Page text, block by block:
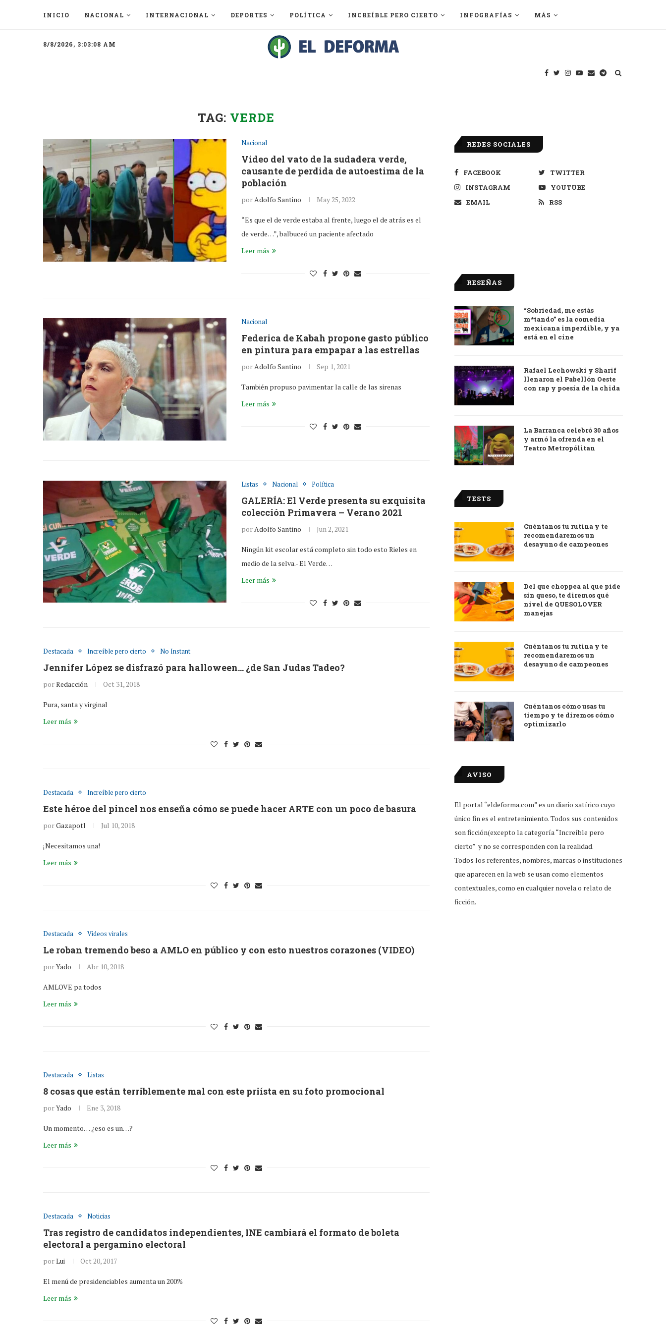
INICIO NACIONAL INTERNACIONAL DEPORTES POLÍTICA INCREÍBLE PERO CIERTO INFOGRAFÍAS MÁS
8/8/2026, 3:03:08 AM
TAG: VERDE
Nacional
Video del vato de la sudadera verde,
causante de perdida de autoestima de la
población
porAdolfo Santino May 25, 2022
“Es que el de verde estaba al frente, luego el de atrás es el
de verde…”, balbuceó un paciente afectado
Leer más
Nacional
Federica de Kabah propone gasto público
en pintura para empapar a las estrellas
porAdolfo Santino Sep 1, 2021
También propuso pavimentar la calle de las sirenas
Leer más
Listas Nacional Política
GALERÍA: El Verde presenta su exquisita
colección Primavera – Verano 2021
por Adolfo Santino Jun 2, 2021
Ningún kit escolar está completo sin todo esto Rieles en
medio de la selva.- El Verde…
Leer más
Destacada Increíble pero cierto No Instant
Jennifer López se disfrazó para halloween… ¿de San Judas Tadeo?
porRedacción Oct 31, 2018
Pura, santa y virginal
Leer más
Destacada Increíble pero cierto
Este héroe del pincel nos enseña cómo se puede hacer ARTE con un poco de basura
porGazapotl Jul 10, 2018
¡Necesitamos una!
Leer más
Destacada Videos virales
Le roban tremendo beso a AMLO en público y con esto nuestros corazones (VIDEO)
porYado Abr 10, 2018
AMLOVE pa todos
Leer más
Destacada Listas
8 cosas que están terriblemente mal con este priísta en su foto promocional
porYado Ene 3, 2018
Un momento… ¿eso es un…?
Leer más
Destacada Noticias
Tras registro de candidatos independientes, INE cambiará el formato de boleta
electoral a pergamino electoral
porLui Oct 20, 2017
El menú de presidenciables aumenta un 200%
Leer más
REDES SOCIALES
FACEBOOK
TWITTER
INSTAGRAM
YOUTUBE
EMAIL
RSS
RESEÑAS
9.0
“Sobriedad, me estás
m*tando” es la comedia
mexicana imperdible, y ya
está en el cine
Rafael Lechowski y Sharif
llenaron el Pabellón Oeste
con rap y poesía de la chida
La Barranca celebró 30 años
y armó la ofrenda en el
Teatro Metropólitan
TESTS
Cuéntanos tu rutina y te
recomendaremos un
desayuno de campeones
Del que choppea al que pide
sin queso, te diremos qué
nivel de QUESOLOVER
manejas
Cuéntanos tu rutina y te
recomendaremos un
desayuno de campeones
Cuéntanos cómo usas tu
tiempo y te diremos cómo
optimizarlo
AVISO
El portal “eldeforma.com” es un diario satírico cuyo
único fin es el entretenimiento. Todos sus contenidos
son ficción(excepto la categoría “Increíble pero
cierto” y no se corresponden con la realidad.
Todos los referentes, nombres, marcas o instituciones
que aparecen en la web se usan como elementos
contextuales, como en cualquier novela o relato de
ficción.